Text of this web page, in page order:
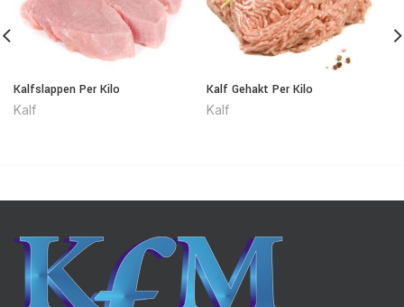
Kalfslappen Per Kilo
Kalf
Kalf Gehakt Per Kilo
Kalf